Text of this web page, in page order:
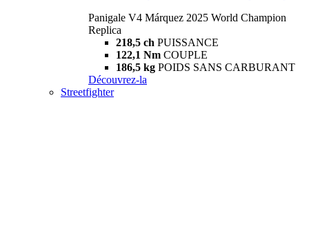
Panigale V4 Márquez 2025 World Champion
Replica
218,5 ch PUISSANCE
122,1 Nm COUPLE
186,5 kg POIDS SANS CARBURANT
Découvrez-la
Streetfighter